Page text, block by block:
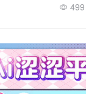
499